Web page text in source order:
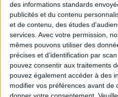
des informations standards
publicités et du contenu
et de contenu, des études
services. Avec votre permission,
mêmes pouvons utiliser des
précises et d’identification par
pouvez consentir aux traitements
pouvez également accéder à des
modifier vos préférences avant de
Conseils et
Les bons trucs à
expliqués par le créateur
Savoir Maigrir.